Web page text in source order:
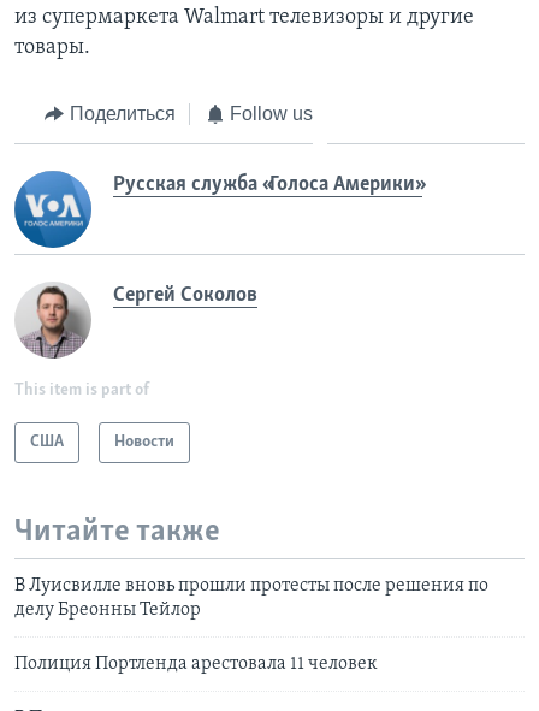
из супермаркета Walmart телевизоры и другие
товары.
Поделиться Follow us
Русская служба «Голоса Америки»
Сергей Соколов
This item is part of
США Новости
Читайте также
В Луисвилле вновь прошли протесты после решения по
делу Бреонны Тейлор
Полиция Портленда арестовала 11 человек